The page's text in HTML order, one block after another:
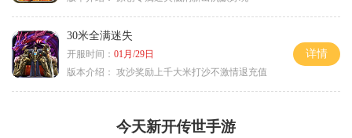
30米全满迷失
开服时间： 01月/29日
版本介绍： 攻沙奖励上千大米打沙不激情退充值
详情
今天新开传世手游